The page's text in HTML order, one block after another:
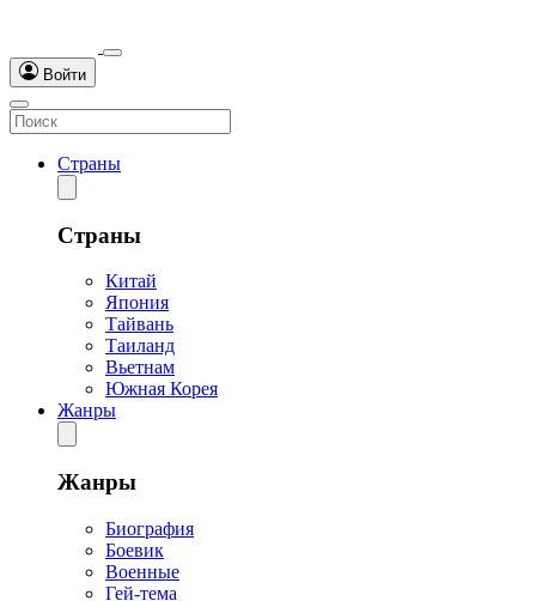
Войти
Страны
Страны
Китай
Япония
Тайвань
Таиланд
Вьетнам
Южная Корея
Жанры
Жанры
Биография
Боевик
Военные
Гей-тема